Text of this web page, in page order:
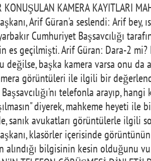
KONUŞULAN KAMERA KAYITLARI
Arif Güran'a seslendi: Arif bey,
Cumhuriyet Başsavcılığı
es geçilmişti. Arif Güran: Dara-2 mi?
başka kamera varsa onu da
görüntüleri ile ilgili bir
telefonla arayıp,
diyerek, mahkeme heyeti ile
sanık avukatları görüntülerle ilgili
klasörler içerisinde
alındığı bilgisinin kesin olduğunu